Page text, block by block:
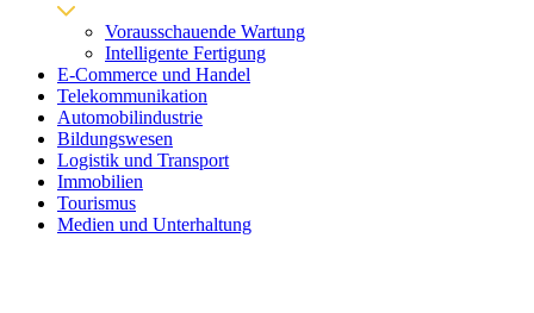
Vorausschauende Wartung
Intelligente Fertigung
E-Commerce und Handel
Telekommunikation
Automobilindustrie
Bildungswesen
Logistik und Transport
Immobilien
Tourismus
Medien und Unterhaltung